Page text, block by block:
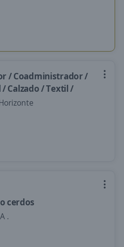
/ Coadministrador /
/ Calzado / Textil /
cerdos
.